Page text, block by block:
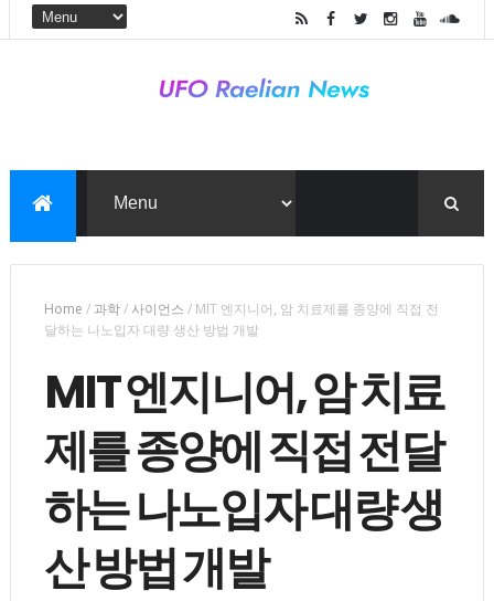
Home / 과학/ 사이언스 / MIT 엔지니어, 암 치료제를 종양에 직접 전
달하는 나노입자 대량 생산 방법 개발
MIT 엔지니어, 암 치료
제를 종양에 직접 전달
하는 나노입자 대량 생
산 방법 개발